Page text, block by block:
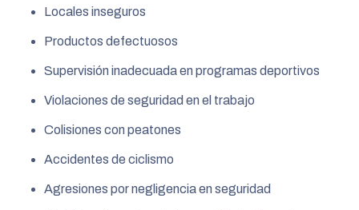
Locales inseguros
Productos defectuosos
Supervisión inadecuada en programas deportivos
Violaciones de seguridad en el trabajo
Colisiones con peatones
Accidentes de ciclismo
Agresiones por negligencia en seguridad